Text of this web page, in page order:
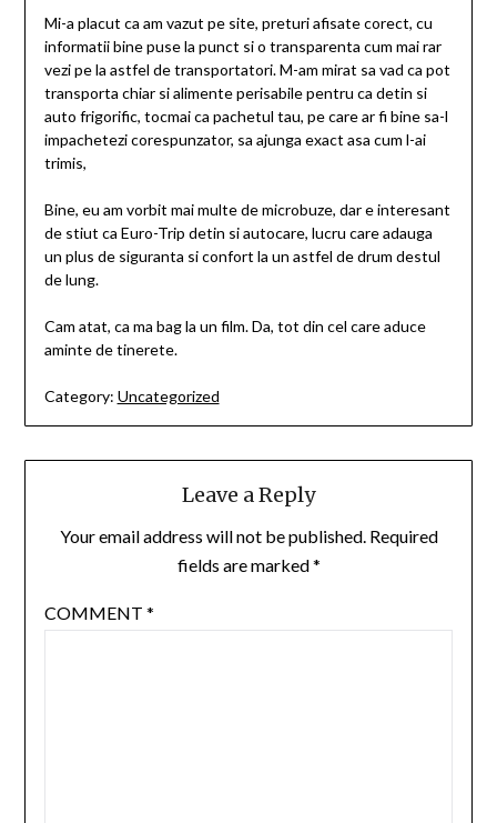
Mi-a placut ca am vazut pe site, preturi afisate corect, cu
informatii bine puse la punct si o transparenta cum mai rar
vezi pe la astfel de transportatori. M-am mirat sa vad ca pot
transporta chiar si alimente perisabile pentru ca detin si
auto frigorific, tocmai ca pachetul tau, pe care ar fi bine sa-l
impachetezi corespunzator, sa ajunga exact asa cum l-ai
trimis,
Bine, eu am vorbit mai multe de microbuze, dar e interesant
de stiut ca Euro-Trip detin si autocare, lucru care adauga
un plus de siguranta si confort la un astfel de drum destul
de lung.
Cam atat, ca ma bag la un film. Da, tot din cel care aduce
aminte de tinerete.
Category: Uncategorized
Leave a Reply
Your email address will not be published. Required
fields are marked*
COMMENT *